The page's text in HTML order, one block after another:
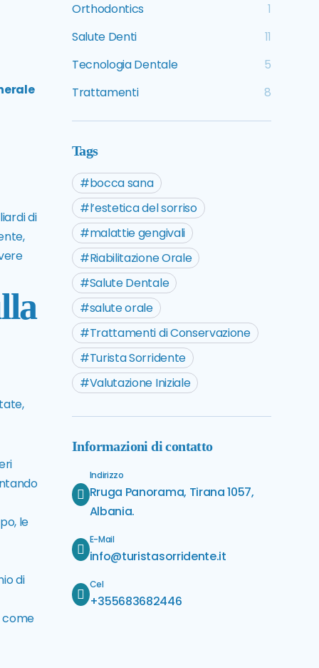
di
le
di
come
Orthodontics
1
Salute Denti
11
Tecnologia Dentale
5
Trattamenti
8
Tags
bocca sana
l’estetica del sorriso
malattie gengivali
Riabilitazione Orale
Salute Dentale
salute orale
Trattamenti di Conservazione
Turista Sorridente
Valutazione Iniziale
Informazioni di contatto
Indirizzo
Rruga Panorama, Tirana 1057,
Albania.
E-Mail
info@turistasorridente.it
Cel
+355683682446